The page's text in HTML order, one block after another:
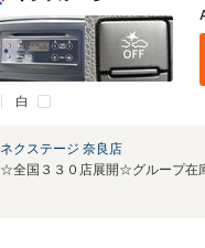
白
ネクステージ 奈良店
☆全国３３０店展開☆グループ在